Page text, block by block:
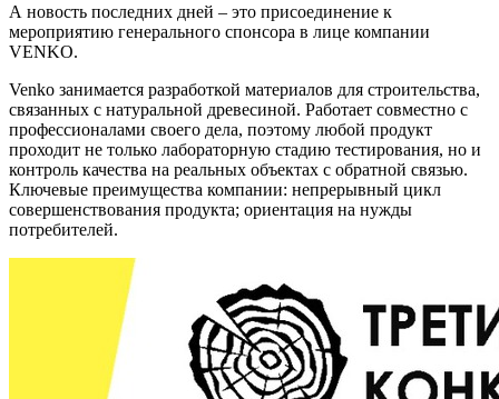
А новость последних дней – это присоединение к
мероприятию генерального спонсора в лице компании
VENKO.
Venko занимается разработкой материалов для строительства,
связанных с натуральной древесиной. Работает совместно с
профессионалами своего дела, поэтому любой продукт
проходит не только лабораторную стадию тестирования, но и
контроль качества на реальных объектах с обратной связью.
Ключевые преимущества компании: непрерывный цикл
совершенствования продукта; ориентация на нужды
потребителей.